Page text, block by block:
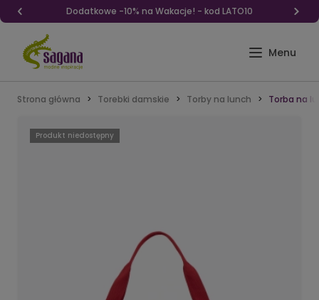
Dodatkowe -10% na Wakacje! - kod LATO10
Strona główna Torebki damskie Torby na lunch Torba na
Produkt niedostępny